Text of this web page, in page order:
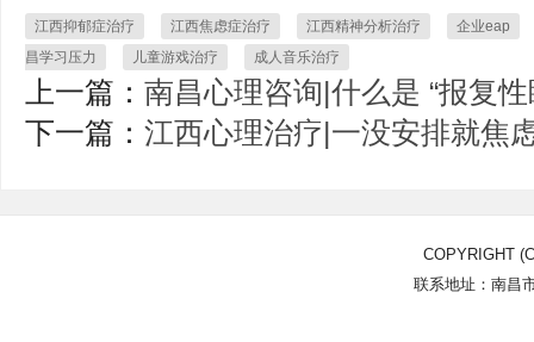
江西抑郁症治疗 江西焦虑症治疗 江西精神分析治疗
企业eap
昌学习压力
儿童游戏治疗 成人音乐治疗
上一篇： 南昌心理咨询|什么是 “报复
下一篇： 江西心理治疗|一没安排就焦
COPYRIGHT
联系地址：南昌